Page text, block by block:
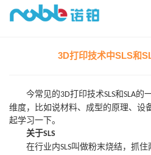
3D打印技术中SLS和
今常见的3D打印技术SLS和SLA的
维度，比如说材料、成型的原理、设
起学习一下。
关于SLS
在行业内SLS叫做粉末烧结，抓